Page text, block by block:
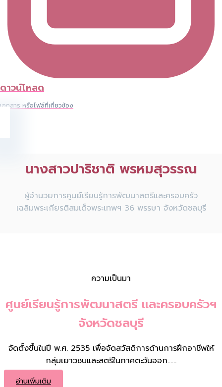
ดาวน์โหลด
เอกสาร หรือไฟล์ที่เกี่ยวข้อง
นางสาวปาริชาติ พรหมสุวรรณ
ผู้อำนวยการศูนย์เรียนรู้การพัฒนาสตรีและครอบครัว
เฉลิมพระเกียรติสมเด็จพระเทพฯ 36 พรรษา จังหวัดชลบุรี
ความเป็นมา
ศูนย์เรียนรู้การพัฒนาสตรี และครอบครัวฯ
จังหวัดชลบุรี
จัดตั้งขึ้นในปี พ.ศ. 2535 เพื่อจัดสวัสดิการด้านการฝึกอาชีพให้
กลุ่มเยาวชนและสตรีในภาคตะวันออก……
อ่านเพิ่มเติม